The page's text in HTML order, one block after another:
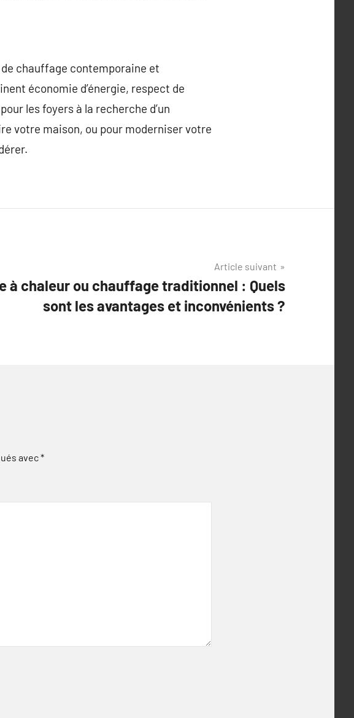
chauffage contemporaine et
économie d’énergie, respect de
les foyers à la recherche d’un
votre maison, ou pour moderniser votre
Article suivant
à chaleur ou chauffage traditionnel : Quels
sont les avantages et inconvénients ?
avec*